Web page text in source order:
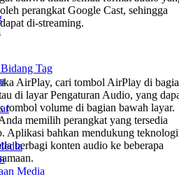
Tag
Media
perangkat Google Cast, sehingga
di-streaming.
AirPlay, cari tombol AirPlay di
di layar Pengaturan Audio, yang
tombol volume di bagian bawah layar.
memilih perangkat yang tersedia
Aplikasi bahkan mendukung teknologi
berbagi konten audio ke beberapa